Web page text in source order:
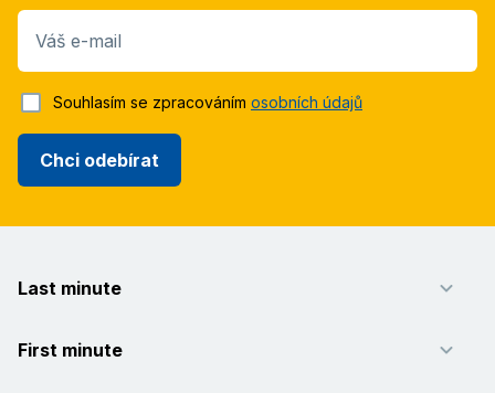
Váš e-mail
Chci odebírat
Souhlasím se zpracováním osobních údajů
Last minute
First minute